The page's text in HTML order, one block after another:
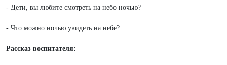
- Дети, вы любите смотреть на небо ночью?
- Что можно ночью увидеть на небе?
Рассказ воспитателя: